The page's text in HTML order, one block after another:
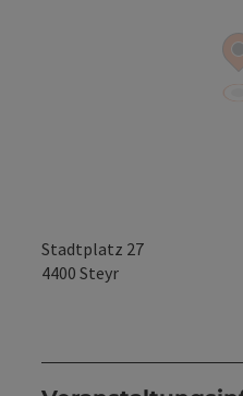
Stadtplatz 27
4400 Steyr